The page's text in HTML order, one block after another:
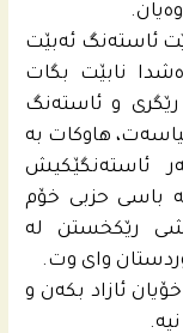
ئاسته‌نگ ئه‌بێت
نابێت بگات
و ئاسته‌نگ
هاوكات به‌
ئاسته‌نگێكیش
باسى حزبى خۆم
رێکخستن لە
وای وت.
ئازاد بكه‌ن و